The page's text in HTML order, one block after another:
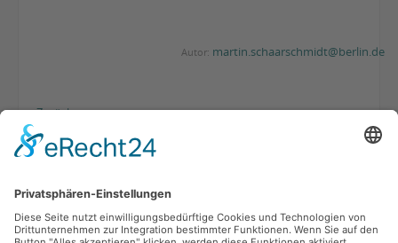
Autor: martin.schaarschmidt@berlin.de
Zurück